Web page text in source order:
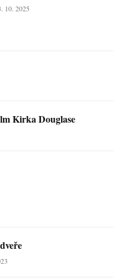
10. 2025
Kirka Douglase